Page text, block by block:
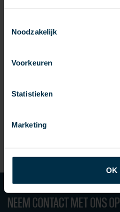
Noodzakelijk
Voorkeuren
Statistieken
Marketing
OK
NEEM CONTACT MET ONS OP